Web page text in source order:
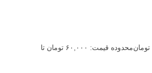
تومان
محدوده قیمت: ۶۰,۰۰۰ تومان تا